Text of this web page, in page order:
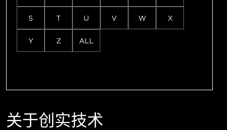
S T U V W X
Y Z ALL
关于创实技术